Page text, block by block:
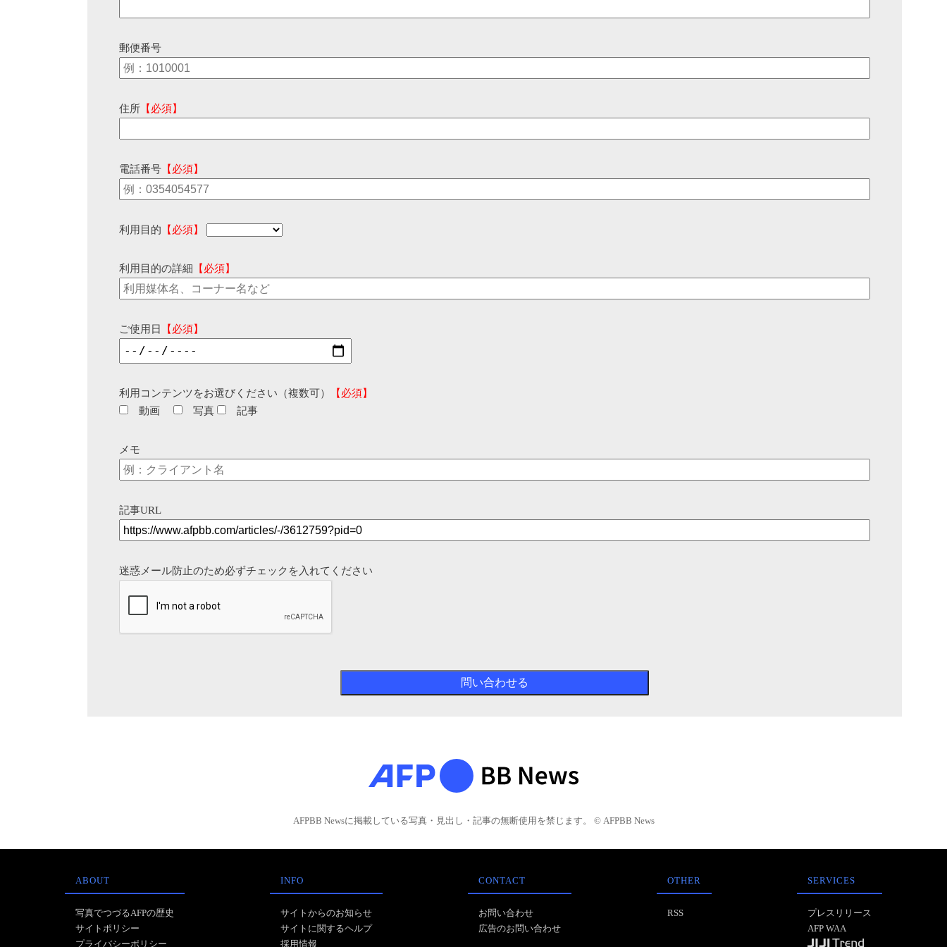
郵便番号
住所 【必須】
電話番号 【必須】
利用目的 【必須】
利用目的の詳細 【必須】
ご使用日 【必須】
利用コンテンツをお選びください（複数可）
【必須】
動画
写真 記事
メモ
記事URL
迷惑メール防止のため必ずチェックを入れてください
AFPBB Newsに掲載している写真・見出し・記事の無断使用を禁じます。 © AFPBB News
ABOUT
写真でつづるAFPの歴史
サイトポリシー
プライバシーポリシー
INFO
サイトからのお知らせ
サイトに関するヘルプ
採用情報
CONTACT
お問い合わせ
広告のお問い合わせ
OTHER
RSS
SERVICES
プレスリリース
AFP WAA